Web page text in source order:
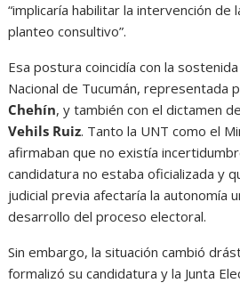
“implicaría habilitar la intervención de
planteo consultivo”.
Esa postura coincidía con la
Nacional de Tucumán, representada
Chehín, y también con el dictamen
Vehils Ruiz. Tanto la UNT como el
afirmaban que no existía
candidatura no estaba oficializada y
judicial previa afectaría la autonomía
desarrollo del proceso electoral.
Sin embargo, la situación cambió
formalizó su candidatura y la Junta